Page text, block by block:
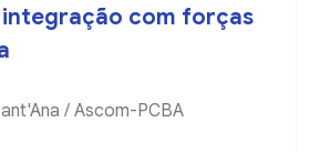
com forças
/ Ascom-PCBA